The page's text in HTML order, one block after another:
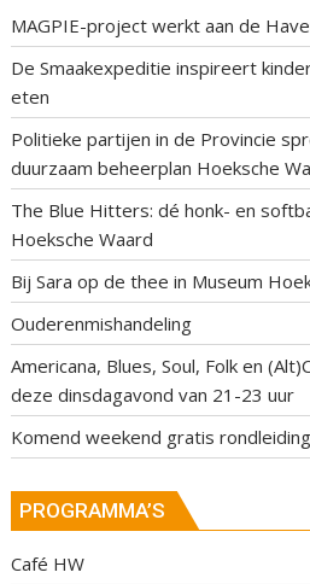
MAGPIE-project werkt aan de
De Smaakexpeditie inspireert
eten
Politieke partijen in de Provincie
duurzaam beheerplan Hoeksche
The Blue Hitters: dé honk- en
Hoeksche Waard
Bij Sara op de thee in Museum
Ouderenmishandeling
Americana, Blues, Soul, Folk en
deze dinsdagavond van 21-23 uur
Komend weekend gratis
PROGRAMMA’S
Café HW